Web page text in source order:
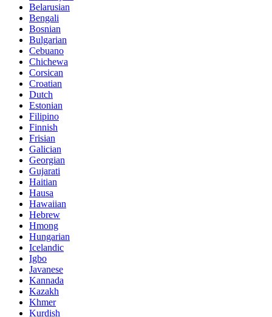
Belarusian
Bengali
Bosnian
Bulgarian
Cebuano
Chichewa
Corsican
Croatian
Dutch
Estonian
Filipino
Finnish
Frisian
Galician
Georgian
Gujarati
Haitian
Hausa
Hawaiian
Hebrew
Hmong
Hungarian
Icelandic
Igbo
Javanese
Kannada
Kazakh
Khmer
Kurdish